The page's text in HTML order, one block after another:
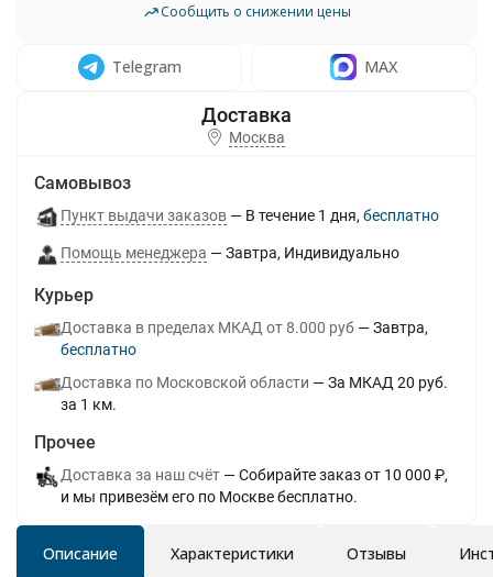
Сообщить о снижении цены
Telegram MAX
Москва
Самовывоз
Пункт выдачи заказов В течение 1 дня Бесплатно
Помощь менеджера Завтра Индивидуально
Курьер
Доставка в пределах МКАД от 8.000 руб
Завтра
Бесплатно
Доставка по Московской области
За МКАД 20 руб.
за 1 км.
Прочее
Доставка за наш счёт
Собирайте заказ от 10 000 ₽,
и мы привезём его по Москве бесплатно.
Описание Характеристики Отзывы